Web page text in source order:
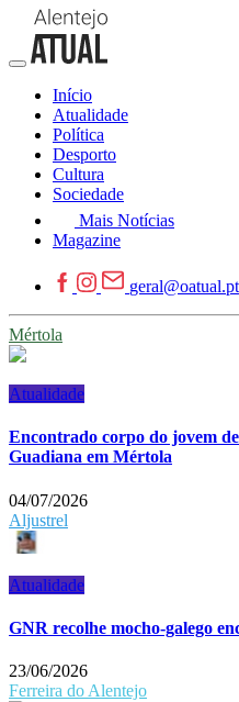
Início
Atualidade
Política
Desporto
Cultura
Sociedade
Mais Notícias
Magazine
geral@oatual.pt
Mértola
Atualidade
Encontrado corpo do jovem
Guadiana em Mértola
04/07/2026
Aljustrel
Atualidade
GNR recolhe mocho-galego
23/06/2026
Ferreira do Alentejo